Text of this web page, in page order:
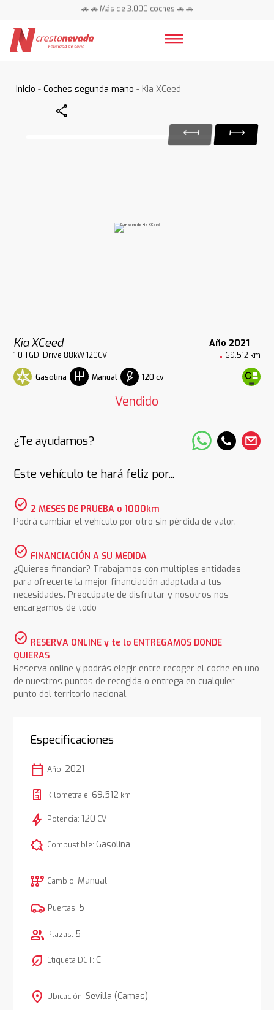
🚗 🚗 Más de 3.000 coches 🚗 🚗
Inicio -Coches segunda mano - Kia XCeed
Share
Kia XCeed Año 2021
1.0 TGDi Drive 88kW 120CV 69.512 km
Gasolina Manual 120 cv
Vendido
¿Te ayudamos?
Este vehículo te hará feliz por...
check_circle 2 MESES DE PRUEBA o 1000km
Podrá cambiar el vehículo por otro sin pérdida de valor.
check_circle FINANCIACIÓN A SU MEDIDA
¿Quieres financiar? Trabajamos con multiples entidades
para ofrecerte la mejor financiación adaptada a tus
necesidades. Preocúpate de disfrutar y nosotros nos
encargamos de todo
check_circle RESERVA ONLINE y te lo ENTREGAMOS DONDE
QUIERAS
Reserva online y podrás elegir entre recoger el coche en uno
de nuestros puntos de recogida o entrega en cualquier
punto del territorio nacional.
Especificaciones
calendar_today Año: 2021
Kilometraje: 69.512 km
bolt Potencia: 120 CV
comic_bubble Combustible: Gasolina
auto_transmission Cambio: Manual
Puertas: 5
group Plazas: 5
nest_eco_leaf Etiqueta DGT: C
location_on Ubicación: Sevilla (Camas)